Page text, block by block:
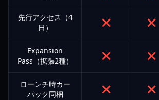
先行アクセス（4
日）
❌ ❌
Expansion
Pass（拡張2種）
❌ ❌
ローンチ時カー
パック同梱
❌ ❌